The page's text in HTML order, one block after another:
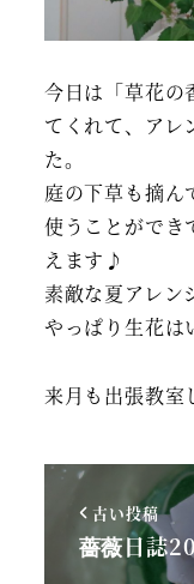
今日は「草花の
てくれて、アレ
た。
庭の下草も摘ん
使うことができ
えます♪
素敵な夏アレン
やっぱり生花
来月も出張教室
古い投稿
薔薇日誌